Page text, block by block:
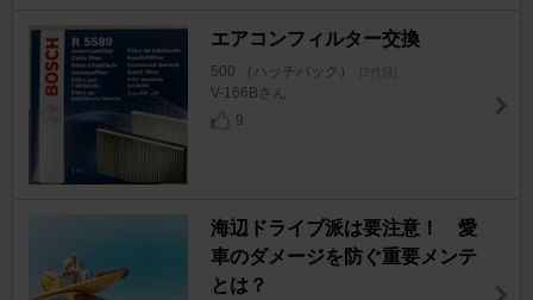
エアコンフィルター交換
500 （ハッチバック） [3代目]
V-166Bさん
9
海辺ドライブ派は要注意！ 愛
車のダメージを防ぐ重要メンテ
とは？